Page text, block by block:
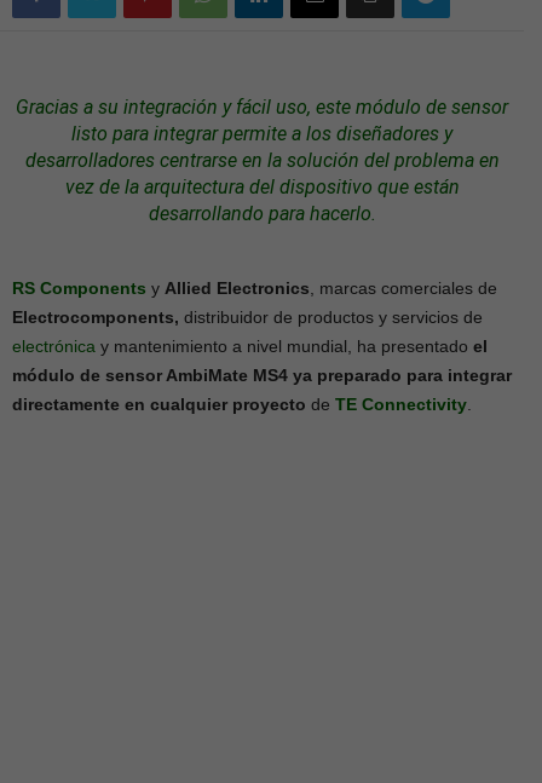
Gracias a su integración y fácil uso, este módulo de sensor
listo para integrar permite a los diseñadores y
desarrolladores centrarse en la solución del problema en
vez de la arquitectura del dispositivo que están
desarrollando para hacerlo.
RS Components y Allied Electronics , marcas comerciales de
Electrocomponents, distribuidor de productos y servicios de
electrónica y mantenimiento a nivel mundial, ha presentado el
módulo de sensor AmbiMate MS4 ya preparado para integrar
directamente en cualquier proyecto de TE Connectivity